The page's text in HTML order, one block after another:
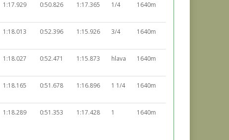
1:17.929 0:50.826 1:17.365 1/4 1640m
1:18.013 0:52.396 1:15.926 3/4 1640m
1:18.027 0:52.471 1:15.873 hlava 1640m
1:18.165 0:51.678 1:16.896 1 1/4 1640m
1:18.289 0:51.353 1:17.428 1 1640m